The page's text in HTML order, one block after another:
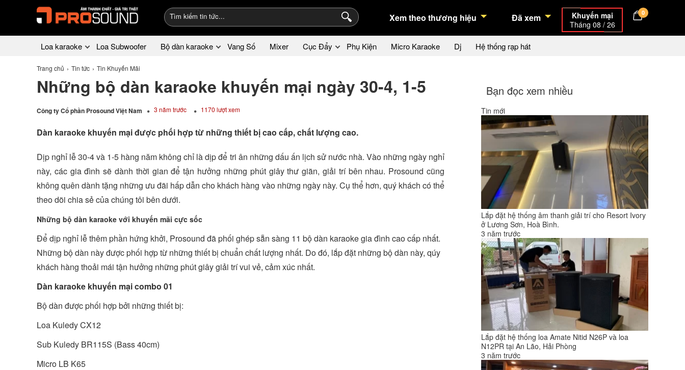
Xem theo thương hiệu Đã xem
Khuyến mại
Tháng 08 / 26
0
Loa karaoke Loa Subwoofer Bộ dàn karaoke Vang Số Mixer Cục Đẩy Phụ Kiện Micro Karaoke Dj Hệ thống rạp hát
Trang chủ Tin tức Tin Khuyến Mãi
Những bộ dàn karaoke khuyến mại ngày 30-4, 1-5
Công ty Cổ phần Prosound Việt Nam 3 năm trước 1170 lượt xem
Dàn karaoke khuyến mại được phối hợp từ những thiết bị cao cấp, chất lượng cao.
Dịp nghỉ lễ 30-4 và 1-5 hàng năm không chỉ là dịp để tri ân những dấu ấn lịch sử nước nhà. Vào những ngày nghỉ
này, các gia đình sẽ dành thời gian để tận hưởng những phút giây thư giãn, giải trí bên nhau. Prosound cũng
không quên dành tặng những ưu đãi hấp dẫn cho khách hàng vào những ngày này. Cụ thể hơn, quý khách có thể
theo dõi chia sẻ của chúng tôi bên dưới.
Những bộ dàn karaoke với khuyến mãi cực sốc
Để dịp nghỉ lễ thêm phần hứng khởi, Prosound đã phối ghép sẵn sàng 11 bộ dàn karaoke gia đình cao cấp nhất.
Những bộ dàn này được phối hợp từ những thiết bị chuẩn chất lượng nhất. Do đó, lắp đặt những bộ dàn này, qúy
khách hàng thoải mái tận hưởng những phút giây giải trí vui vẻ, cảm xúc nhất.
Dàn karaoke khuyến mại combo 01
Bộ dàn được phối hợp bởi những thiết bị:
Loa Kuledy CX12
Sub Kuledy BR115S (Bass 40cm)
Micro LB K65
Bạn đọc xem nhiều
Tin mới
Lắp đặt hệ thống âm thanh giải trí cho Resort Ivory
ở Lương Sơn, Hoà Bình.
3 năm trước
Lắp đặt hệ thống loa Amate Nitid N26P và loa
N12PR tại An Lão, Hải Phòng
3 năm trước